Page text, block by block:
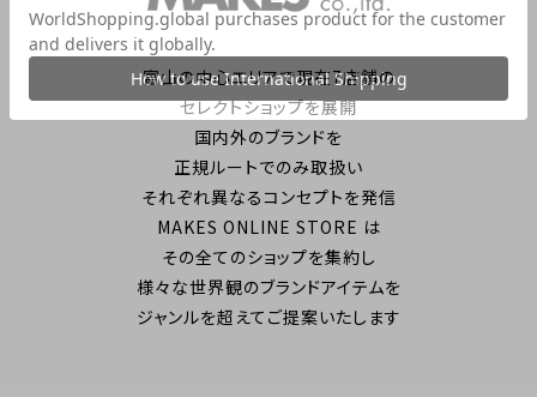
富山の中心エリアで現在7店舗の
セレクトショップを展開
国内外のブランドを
正規ルートでのみ取扱い
それぞれ異なるコンセプトを発信
MAKES ONLINE STORE は
その全てのショップを集約し
様々な世界観のブランドアイテムを
ジャンルを超えてご提案いたします